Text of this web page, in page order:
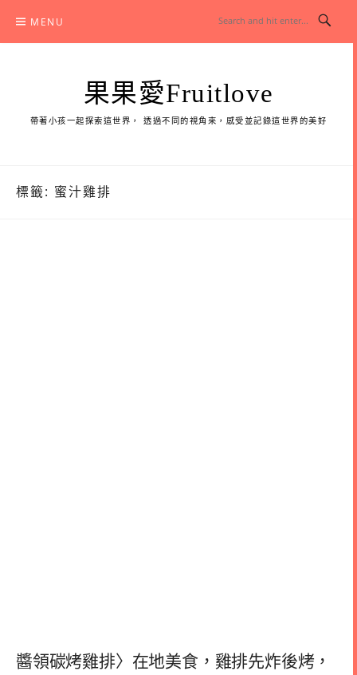
content
MENU
果果愛Fruitlove
帶著小孩一起探索這世界， 透過不同的視角來，感受並記錄這世界的美好
標籤: 蜜汁雞排
醬領碳烤雞排〉在地美食，雞排先炸後烤，